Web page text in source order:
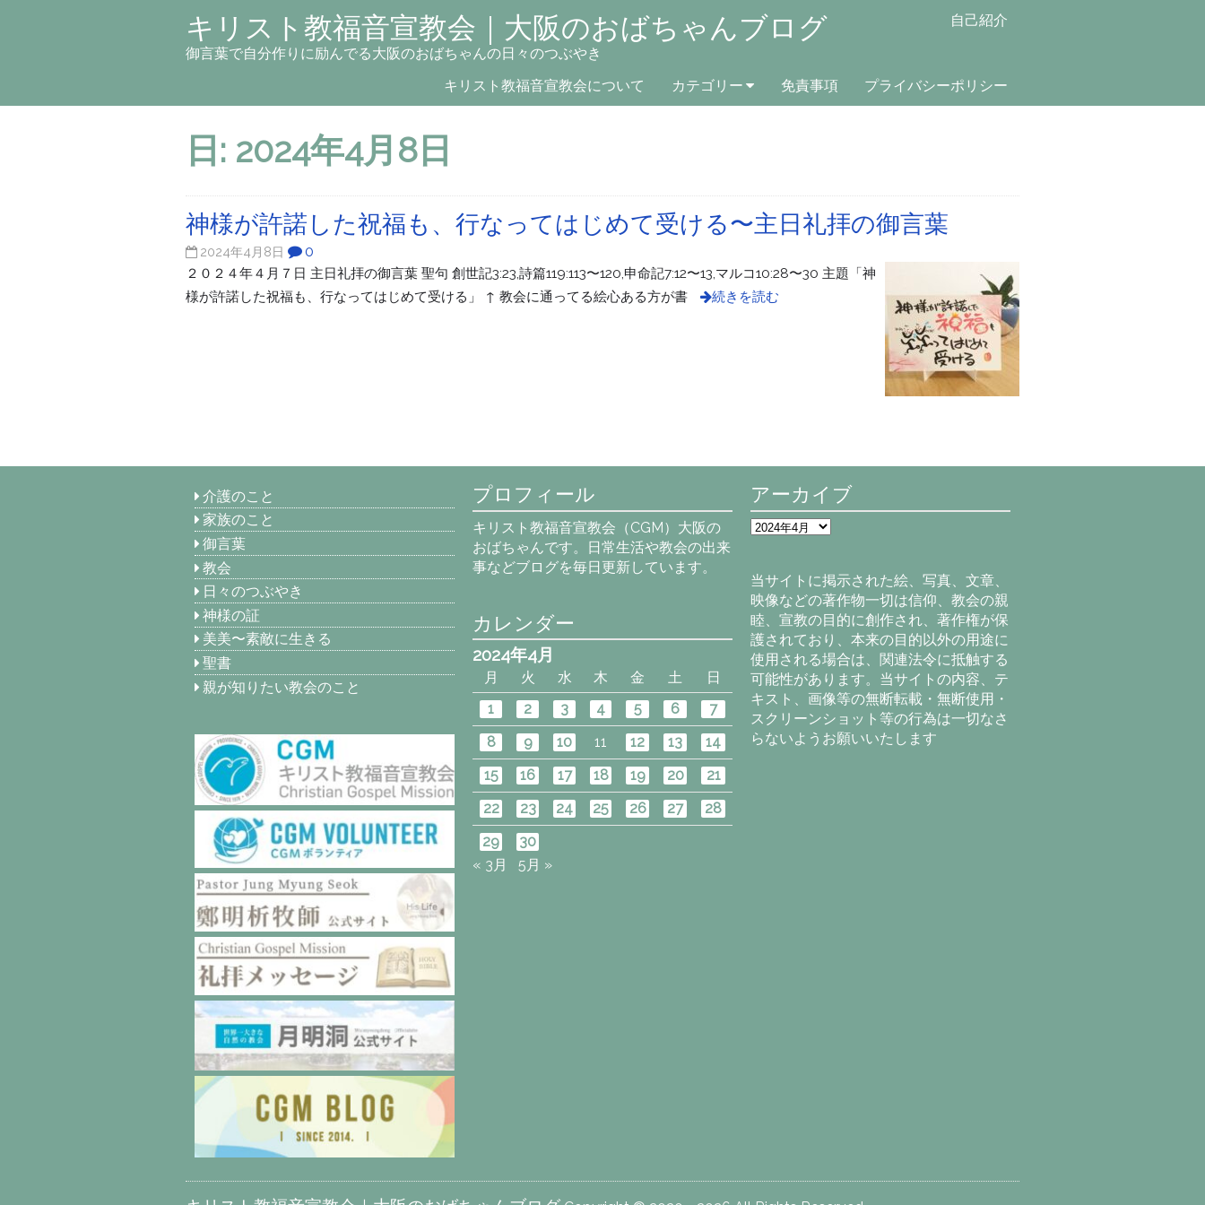
キリスト教福音宣教会｜大阪のおばちゃんブログ
御言葉で自分作りに励んでる大阪のおばちゃんの日々のつぶやき
自己紹介
キリスト教福音宣教会について カテゴリー 免責事項 プライバシーポリシー
日: 2024年4月8日
神様が許諾した祝福も、行なってはじめて受ける〜主日礼拝の御言葉
2024年4月8日 0
２０２４年４月７日 主日礼拝の御言葉 聖句 創世記3:23,詩篇119:113〜120,申命記7:12〜13,マルコ10:28〜30 主題「神
様が許諾した祝福も、行なってはじめて受ける」 ↑ 教会に通ってる絵心ある方が書
続きを読む
介護のこと
家族のこと
御言葉
教会
日々のつぶやき
神様の証
美美〜素敵に生きる
聖書
親が知りたい教会のこと
プロフィール
キリスト教福音宣教会（CGM）大阪の
おばちゃんです。日常生活や教会の出来
事などブログを毎日更新しています。
アーカイブ
ア
ー
ブ
当サイトに掲示された絵、写真、文章、
映像などの著作物一切は信仰、教会の親
睦、宣教の目的に創作され、著作権が保
護されており、本来の目的以外の用途に
使用される場合は、関連法令に抵触する
可能性があります。当サイトの内容、テ
キスト、画像等の無断転載・無断使用・
スクリーンショット等の行為は一切なさ
らないようお願いいたします
カレンダー
2024年4月
月 火 水 木 金 土
日
1
2 3 4 5 6
7
8
9 10 11 12 13
14
15
16 17 18 19 20
21
22
23 24 25 26 27
28
29
30
« 3月
5月 »